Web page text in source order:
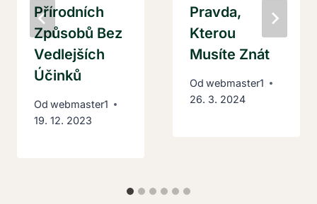
Přírodních
Způsobů Bez
Vedlejších
Účinků
Od webmaster1
19. 12. 2023
Pravda,
Kterou
Musíte Znát
Od webmaster1
26. 3. 2024